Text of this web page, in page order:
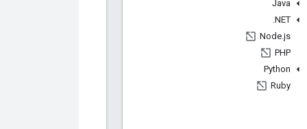
Java
.NET
Node.js
PHP
Python
Ruby